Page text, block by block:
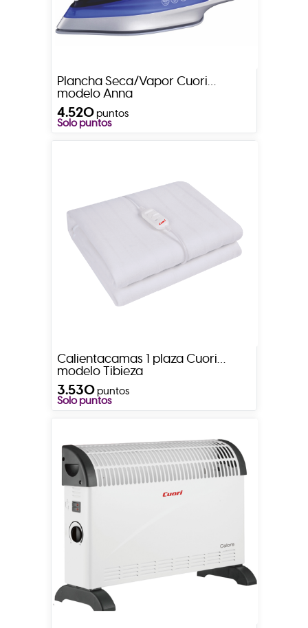
Plancha Seca/Vapor Cuori
modelo Anna
4.520puntos
Solo puntos
Calientacamas 1 plaza Cuori
modelo Tibieza
3.530puntos
Solo puntos